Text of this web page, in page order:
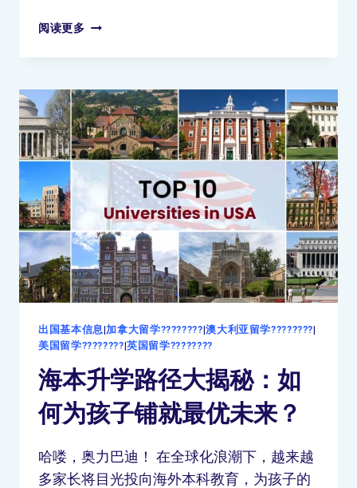
阅读更多
出国基本信息|加拿大留学????????|澳大利亚留学????????|
美国留学????????|英国留学????????
海本升学路径大揭秘：如
何为孩子铺就最优未来？
哈喽，奥力巴迪！ 在全球化浪潮下，越来越
多家长将目光投向海外本科教育，为孩子的